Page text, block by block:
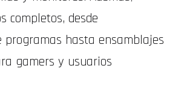
completos, desde
programas hasta ensamblajes
gamers y usuarios